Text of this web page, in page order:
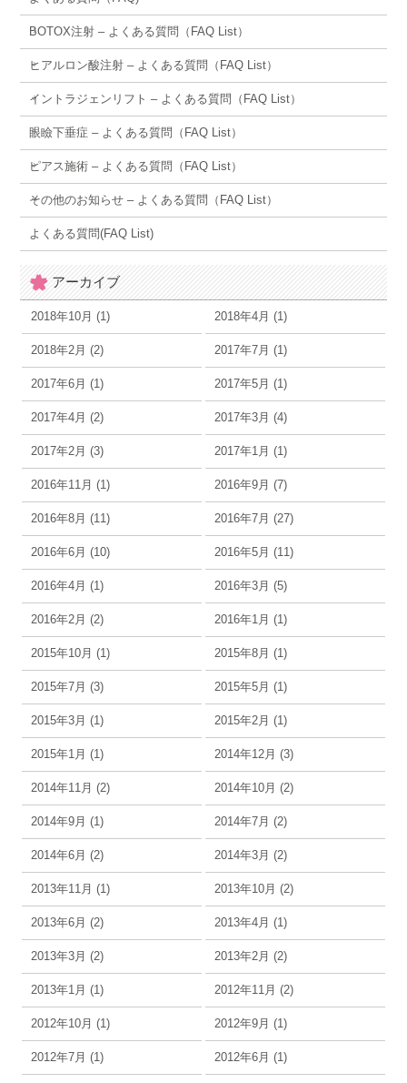
BOTOX注射 – よくある質問（FAQ List）
ヒアルロン酸注射 – よくある質問（FAQ List）
イントラジェンリフト – よくある質問（FAQ List）
眼瞼下垂症 – よくある質問（FAQ List）
ピアス施術 – よくある質問（FAQ List）
その他のお知らせ – よくある質問（FAQ List）
よくある質問(FAQ List)
アーカイブ
2018年10月 (1) 2018年4月 (1)
2018年2月 (2) 2017年7月 (1)
2017年6月 (1) 2017年5月 (1)
2017年4月 (2) 2017年3月 (4)
2017年2月 (3) 2017年1月 (1)
2016年11月 (1) 2016年9月 (7)
2016年8月 (11) 2016年7月 (27)
2016年6月 (10) 2016年5月 (11)
2016年4月 (1) 2016年3月 (5)
2016年2月 (2) 2016年1月 (1)
2015年10月 (1) 2015年8月 (1)
2015年7月 (3) 2015年5月 (1)
2015年3月 (1) 2015年2月 (1)
2015年1月 (1) 2014年12月 (3)
2014年11月 (2) 2014年10月 (2)
2014年9月 (1) 2014年7月 (2)
2014年6月 (2) 2014年3月 (2)
2013年11月 (1) 2013年10月 (2)
2013年6月 (2) 2013年4月 (1)
2013年3月 (2) 2013年2月 (2)
2013年1月 (1) 2012年11月 (2)
2012年10月 (1) 2012年9月 (1)
2012年7月 (1) 2012年6月 (1)